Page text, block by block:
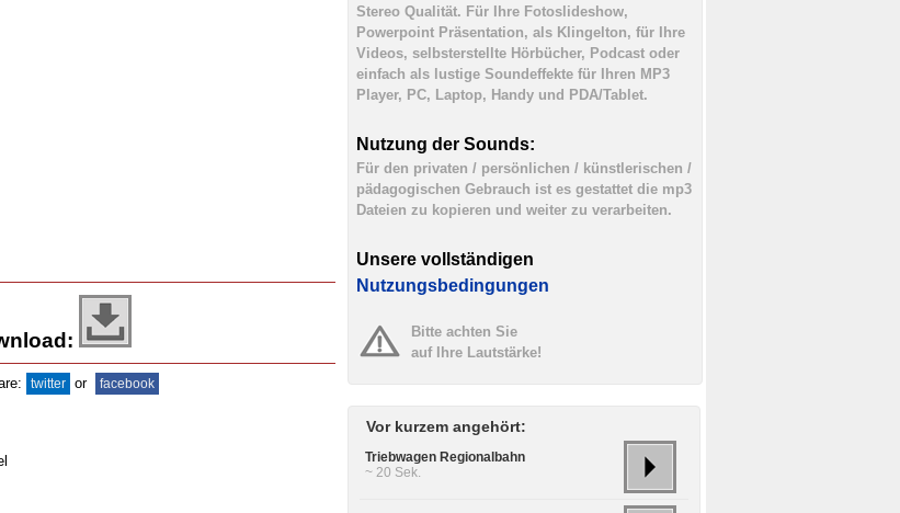
twitter or facebook
Stereo Qualität. Für Ihre Fotoslideshow,
Powerpoint Präsentation, als Klingelton, für Ihre
Videos, selbsterstellte Hörbücher, Podcast oder
einfach als lustige Soundeffekte für Ihren MP3
Player, PC, Laptop, Handy und PDA/Tablet.
Nutzung der Sounds:
Für den privaten / persönlichen / künstlerischen /
pädagogischen Gebrauch ist es gestattet die mp3
Dateien zu kopieren und weiter zu verarbeiten.
Unsere vollständigen
Nutzungsbedingungen
Bitte achten Sie
auf Ihre Lautstärke!
Vor kurzem angehört:
Triebwagen Regionalbahn
~ 20 Sek.